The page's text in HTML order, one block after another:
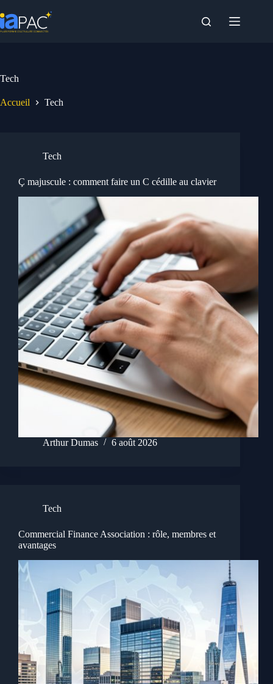
au
contenu
Tech
Accueil Tech
Tech
Ç majuscule : comment faire un C cédille au clavier
Arthur Dumas 6 août 2026
Tech
Commercial Finance Association : rôle, membres et
avantages